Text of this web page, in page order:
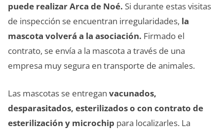
puede realizar Arca de Noé. Si durante estas visitas
de inspección se encuentran irregularidades, la
mascota volverá a la asociación. Firmado el
contrato, se envía a la mascota a través de una
empresa muy segura en transporte de animales.
Las mascotas se entregan vacunados,
desparasitados, esterilizados o con contrato de
esterilización y microchip para localizarles. La